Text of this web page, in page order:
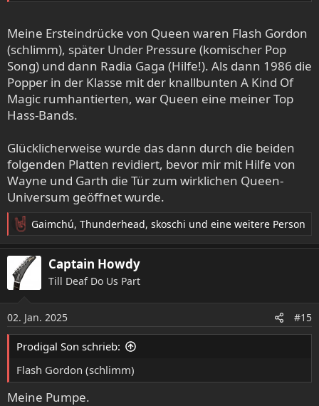
Meine Ersteindrücke von Queen waren Flash Gordon
(schlimm), später Under Pressure (komischer Pop
Song) und dann Radia Gaga (Hilfe!). Als dann 1986 die
Popper in der Klasse mit der knallbunten A Kind Of
Magic rumhantierten, war Queen eine meiner Top
Hass-Bands.
Glücklicherweise wurde das dann durch die beiden
folgenden Platten revidiert, bevor mir mit Hilfe von
Wayne und Garth die Tür zum wirklichen Queen-
Universum geöffnet wurde.
R
e
a
k
t
n
e
n
Gaimchú, Thunderhead, skoschi und eine weitere Person
Captain Howdy
Till Deaf Do Us Part
02. Jan. 2025 #15
Prodigal Son schrieb:
Flash Gordon (schlimm)
Meine Pumpe.